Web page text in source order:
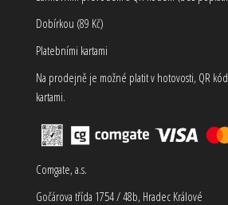
Dobírkou (89 Kč)
Platebními kartami
Na prodejně je možné platit v hotovosti, QR
kartami.
Comgate, a.s.
Gočárova třída 1754 / 48b, Hradec Králové